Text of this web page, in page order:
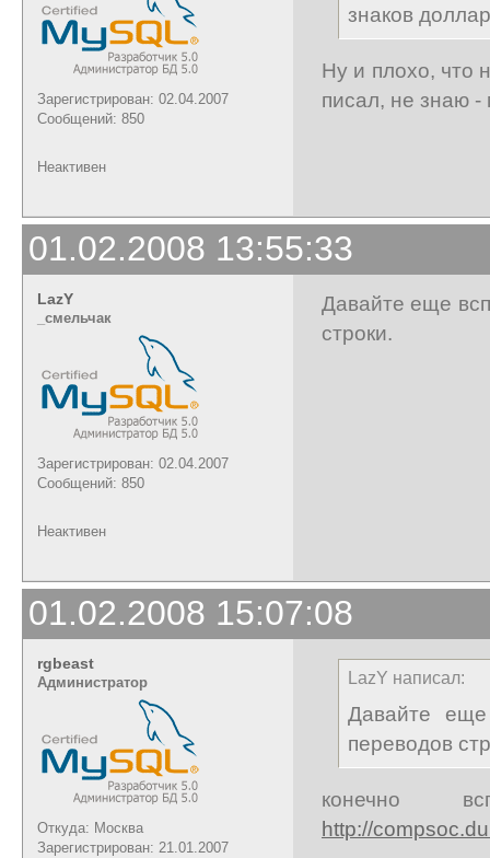
Зарегистрирован: 02.04.2007
Сообщений: 850
знаков
Ну и плохо, что
писал, не знаю -
Неактивен
01.02.2008 13:55:33
LazY
_cмельчак
Зарегистрирован: 02.04.2007
Сообщений: 850
Давайте еще
строки.
Неактивен
01.02.2008 15:07:08
rgbeast
Администратор
Откуда: Москва
Зарегистрирован: 21.01.2007
LazY написал:
Давайте
переводов
конечно
http://